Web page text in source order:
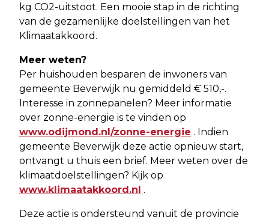
kg CO2-uitstoot. Een mooie stap in de richting
van de gezamenlijke doelstellingen van het
Klimaatakkoord.
Meer weten?
Per huishouden besparen de inwoners van
gemeente Beverwijk nu gemiddeld € 510,-.
Interesse in zonnepanelen? Meer informatie
over zonne-energie is te vinden op
www.odijmond.nl/zonne-energie . Indien
gemeente Beverwijk deze actie opnieuw start,
ontvangt u thuis een brief. Meer weten over de
klimaatdoelstellingen? Kijk op
www.klimaatakkoord.nl .
Deze actie is ondersteund vanuit de provincie